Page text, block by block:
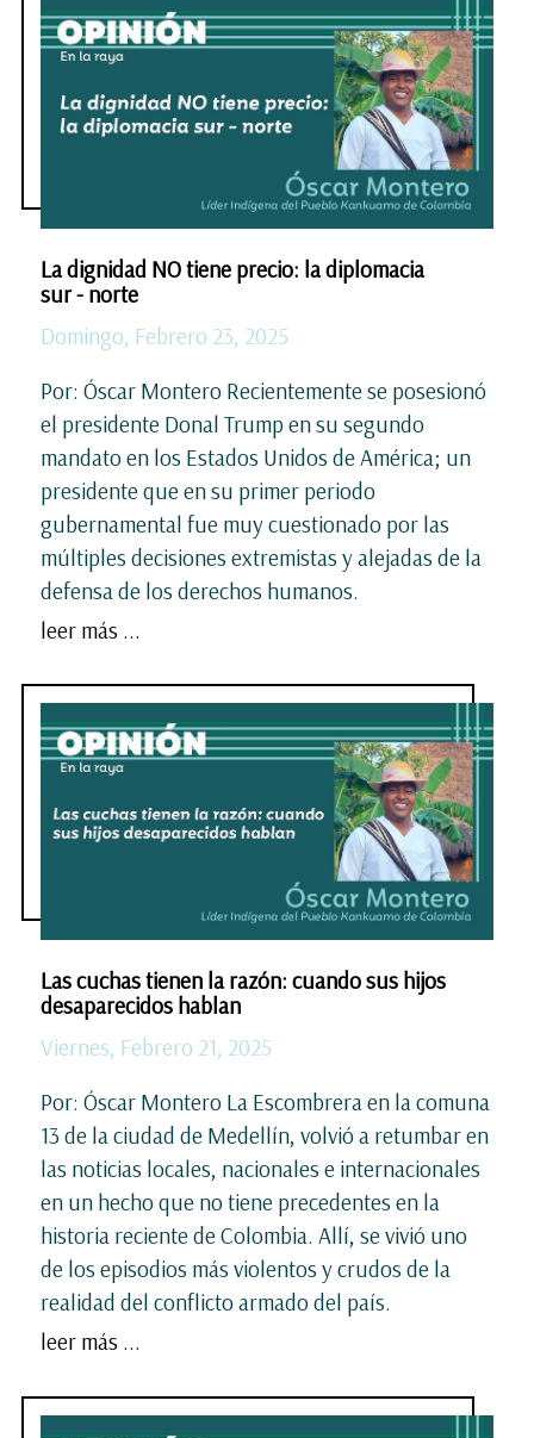
La dignidad NO tiene precio: la diplomacia
sur - norte
Domingo, Febrero 23, 2025
Por: Óscar Montero Recientemente se posesionó
el presidente Donal Trump en su segundo
mandato en los Estados Unidos de América; un
presidente que en su primer periodo
gubernamental fue muy cuestionado por las
múltiples decisiones extremistas y alejadas de la
defensa de los derechos humanos.
leer más ...
Las cuchas tienen la razón: cuando sus hijos
desaparecidos hablan
Viernes, Febrero 21, 2025
Por: Óscar Montero La Escombrera en la comuna
13 de la ciudad de Medellín, volvió a retumbar en
las noticias locales, nacionales e internacionales
en un hecho que no tiene precedentes en la
historia reciente de Colombia. Allí, se vivió uno
de los episodios más violentos y crudos de la
realidad del conflicto armado del país.
leer más ...